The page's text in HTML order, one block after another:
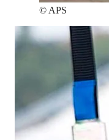
© APS